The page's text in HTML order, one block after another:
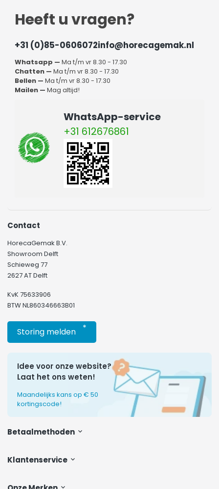
Heeft u vragen?
+31 (0)85-0606072info@horecagemak.nl
Whatsapp — Ma t/m vr 8.30 - 17.30
Chatten — Ma t/m vr 8.30 - 17.30
Bellen — Ma t/m vr 8.30 - 17.30
Mailen — Mag altijd!
WhatsApp-service
+31 612676861
Klantenservice
Contact
HorecaGemak B.V.
Showroom Delft
Schieweg 77
2627 AT Delft
KvK 75633906
BTW NL860346663B01
Storing melden *
Idee voor onze website?
Laat het ons weten!
Maandelijks kans op € 50
kortingscode!
Betaalmethoden